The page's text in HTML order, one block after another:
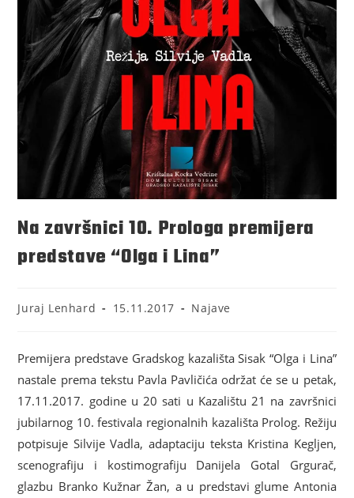
Na završnici 10. Prologa premijera
predstave “Olga i Lina”
Juraj Lenhard 15.11.2017 Najave
Premijera predstave Gradskog kazališta Sisak “Olga i Lina”
nastale prema tekstu Pavla Pavličića održat će se u petak,
17.11.2017. godine u 20 sati u Kazalištu 21 na završnici
jubilarnog 10. festivala regionalnih kazališta Prolog. Režiju
potpisuje Silvije Vadla, adaptaciju teksta Kristina Kegljen,
scenografiju i kostimografiju Danijela Gotal Grgurač,
glazbu Branko Kužnar Žan, a u predstavi glume Antonia